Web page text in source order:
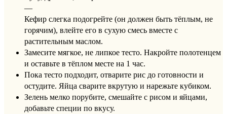
—
Кефир слегка подогрейте (он должен быть тёплым, не
горячим), влейте его в сухую смесь вместе с
растительным маслом.
Замесите мягкое, не липкое тесто. Накройте полотенцем
и оставьте в тёплом месте на 1 час.
Пока тесто подходит, отварите рис до готовности и
остудите. Яйца сварите вкрутую и нарежьте кубиком.
Зелень мелко порубите, смешайте с рисом и яйцами,
добавьте специи по вкусу.